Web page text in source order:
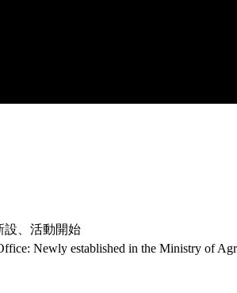
設、活動開始
Newly established in the Ministry of